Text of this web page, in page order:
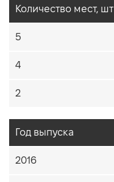
Количество мест, шт
5
4
2
Год выпуска
2016